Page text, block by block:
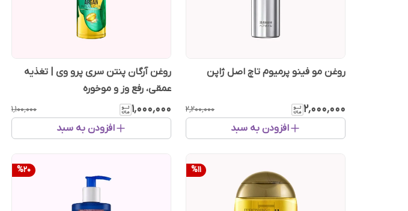
روغن مو فینو پرمیوم تاچ اصل ژاپن
۲٬۰۰۰٬۰۰۰ ۲٬۲۰۰٬۰۰۰
افزودن به سبد
روغن آرگان پنتن سری پرو وی | تغذیه
عمقی، رفع وز و موخوره
۱٬۰۰۰٬۰۰۰ ۱٬۱۰۰٬۰۰۰
افزودن به سبد
%11
%20